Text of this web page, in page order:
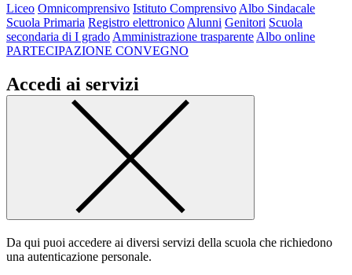
Liceo Omnicomprensivo Istituto Comprensivo Albo Sindacale
Scuola Primaria Registro elettronico Alunni Genitori Scuola
secondaria di I grado Amministrazione trasparente Albo online
PARTECIPAZIONE CONVEGNO
Accedi ai servizi
Da qui puoi accedere ai diversi servizi della scuola che richiedono
una autenticazione personale.